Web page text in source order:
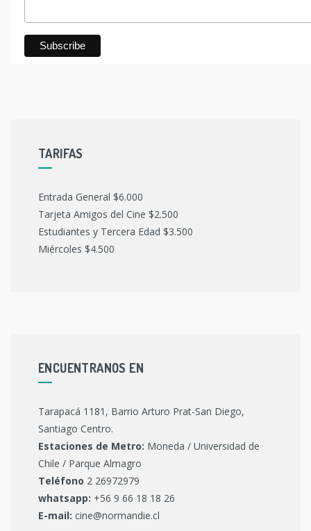
TARIFAS
Entrada General $6.000
Tarjeta Amigos del Cine $2.500
Estudiantes y Tercera Edad $3.500
Miércoles $4.500
ENCUENTRANOS EN
Tarapacá 1181, Barrio Arturo Prat-San Diego,
Santiago Centro.
Estaciones de Metro: Moneda / Universidad de
Chile / Parque Almagro
Teléfono 2 26972979
whatsapp: +56 9 66 18 18 26
E-mail: cine@normandie.cl